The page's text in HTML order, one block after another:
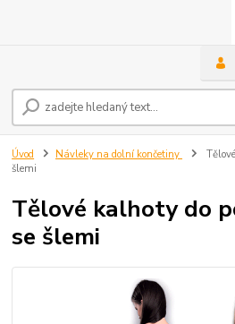
Úvod Návleky na dolní končetiny
šlemi
Tělové kalhoty do
se šlemi